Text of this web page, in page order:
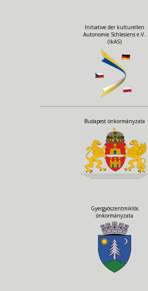
Initiative der kulturellen
Autonomie Schlesiens e.V.
(IkAS)
Budapest önkormányzata
Gyergyószentmiklós
önkormányzata